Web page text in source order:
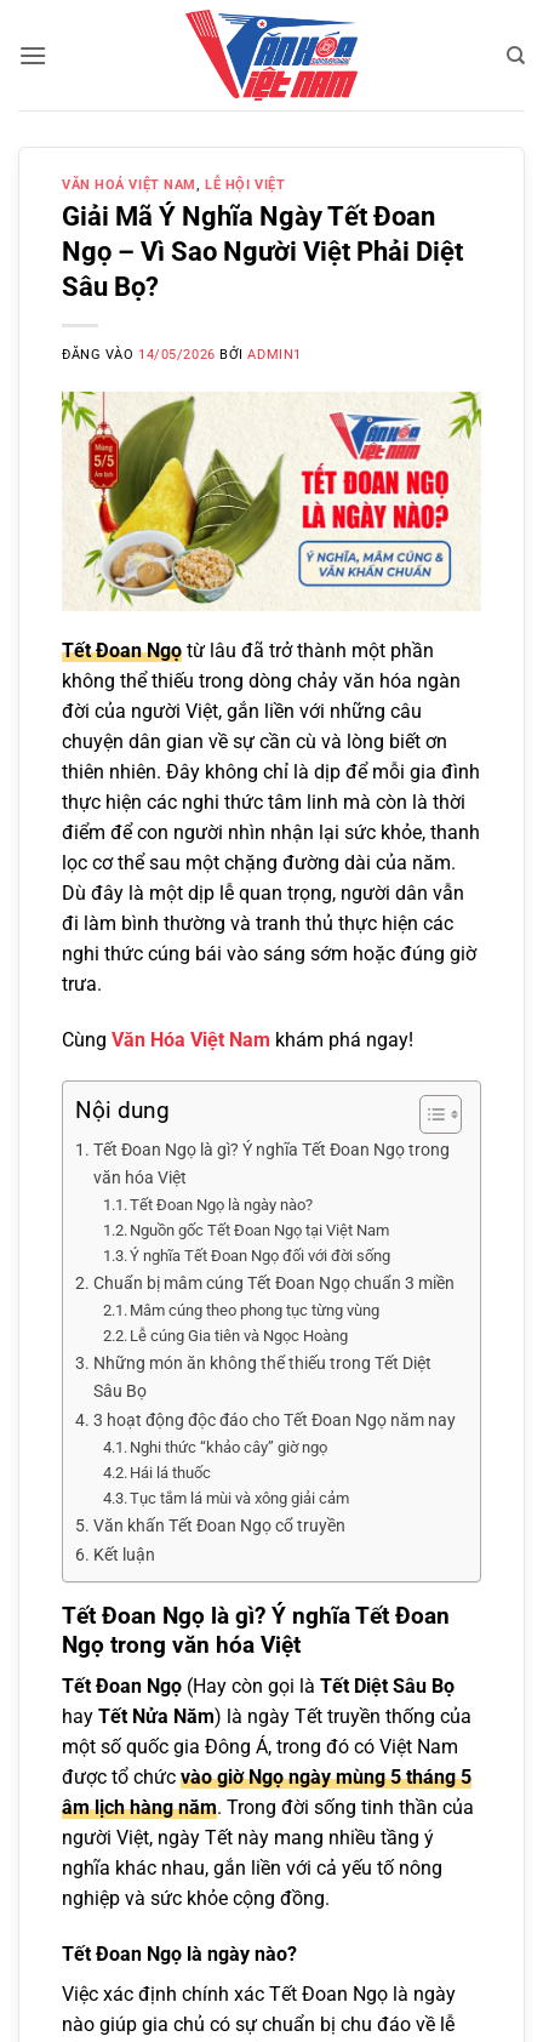
qua
dung
VĂN HOÁ VIỆT NAM,LỄ HỘI VIỆT
Giải Mã Ý Nghĩa Ngày Tết Đoan
Ngọ – Vì Sao Người Việt Phải Diệt
Sâu Bọ?
ĐĂNG VÀO 14/05/2026 BỞIADMIN1
Tết Đoan Ngọ từ lâu đã trở thành một phần
không thể thiếu trong dòng chảy văn hóa ngàn
đời của người Việt, gắn liền với những câu
chuyện dân gian về sự cần cù và lòng biết ơn
thiên nhiên. Đây không chỉ là dịp để mỗi gia đình
thực hiện các nghi thức tâm linh mà còn là thời
điểm để con người nhìn nhận lại sức khỏe, thanh
lọc cơ thể sau một chặng đường dài của năm.
Dù đây là một dịp lễ quan trọng, người dân vẫn
đi làm bình thường và tranh thủ thực hiện các
nghi thức cúng bái vào sáng sớm hoặc đúng giờ
trưa.
Cùng Văn Hóa Việt Nam khám phá ngay!
Nội dung
Tết Đoan Ngọ là gì? Ý nghĩa Tết Đoan Ngọ trong
văn hóa Việt
Tết Đoan Ngọ là ngày nào?
Nguồn gốc Tết Đoan Ngọ tại Việt Nam
Ý nghĩa Tết Đoan Ngọ đối với đời sống
Chuẩn bị mâm cúng Tết Đoan Ngọ chuẩn 3 miền
Mâm cúng theo phong tục từng vùng
Lễ cúng Gia tiên và Ngọc Hoàng
Những món ăn không thể thiếu trong Tết Diệt
Sâu Bọ
3 hoạt động độc đáo cho Tết Đoan Ngọ năm nay
Nghi thức “khảo cây” giờ ngọ
Hái lá thuốc
Tục tắm lá mùi và xông giải cảm
Văn khấn Tết Đoan Ngọ cổ truyền
Kết luận
Tết Đoan Ngọ là gì? Ý nghĩa Tết Đoan
Ngọ trong văn hóa Việt
Tết Đoan Ngọ (Hay còn gọi là Tết Diệt Sâu Bọ
hay Tết Nửa Năm) là ngày Tết truyền thống của
một số quốc gia Đông Á, trong đó có Việt Nam
được tổ chức vào giờ Ngọ ngày mùng 5 tháng 5
âm lịch hàng năm. Trong đời sống tinh thần của
người Việt, ngày Tết này mang nhiều tầng ý
nghĩa khác nhau, gắn liền với cả yếu tố nông
nghiệp và sức khỏe cộng đồng.
Tết Đoan Ngọ là ngày nào?
Việc xác định chính xác Tết Đoan Ngọ là ngày
nào giúp gia chủ có sự chuẩn bị chu đáo về lễ